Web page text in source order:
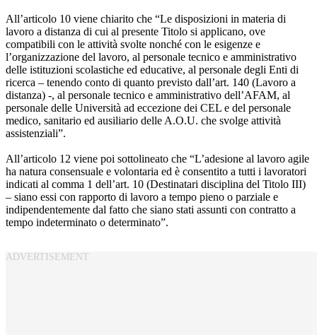
All’articolo 10 viene chiarito che “Le disposizioni in materia di
lavoro a distanza di cui al presente Titolo si applicano, ove
compatibili con le attività svolte nonché con le esigenze e
l’organizzazione del lavoro, al personale tecnico e amministrativo
delle istituzioni scolastiche ed educative, al personale degli Enti di
ricerca – tenendo conto di quanto previsto dall’art. 140 (Lavoro a
distanza) -, al personale tecnico e amministrativo dell’AFAM, al
personale delle Università ad eccezione dei CEL e del personale
medico, sanitario ed ausiliario delle A.O.U. che svolge attività
assistenziali”.
All’articolo 12 viene poi sottolineato che “L’adesione al lavoro agile
ha natura consensuale e volontaria ed è consentito a tutti i lavoratori
indicati al comma 1 dell’art. 10 (Destinatari disciplina del Titolo III)
– siano essi con rapporto di lavoro a tempo pieno o parziale e
indipendentemente dal fatto che siano stati assunti con contratto a
tempo indeterminato o determinato”.